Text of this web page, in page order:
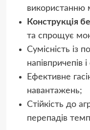
використанню
Конструкція
та спрощує
Сумісність із
напівпричепів
Ефективне
навантажень;
Стійкість до
перепадів